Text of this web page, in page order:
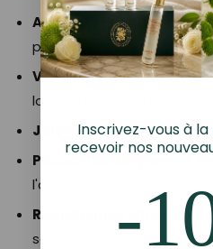
Agitez 3 secondes avant
phases se mélangent
Vaporisez à 20-30 cmen
longueurs et les pointes
Jamais directement sur
Passez les doigts
pour
l'air libre
Réappliquez sans
sans alcool, aucun
Inscrivez-vous à
recevoir nos
-